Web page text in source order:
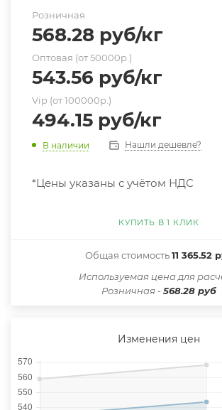
Розничная
568.28 руб/кг
Оптовая (от 50000р.)
543.56 руб/кг
Vip (от 100000р.)
494.15 руб/кг
В наличии Нашли дешевле?
*Цены указаны с учётом НДС
КУПИТЬ В 1 КЛИК
Общая стоимость11 365.52
Иcпользуемая цена для
Розничная -568.28 руб
Изменения цен